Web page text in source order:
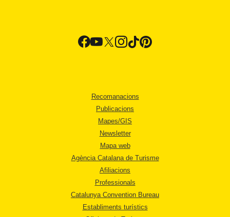
Recomanacions
Publicacions
Mapes/GIS
Newsletter
Mapa web
Agència Catalana de Turisme
Afiliacions
Professionals
Catalunya Convention Bureau
Establiments turístics